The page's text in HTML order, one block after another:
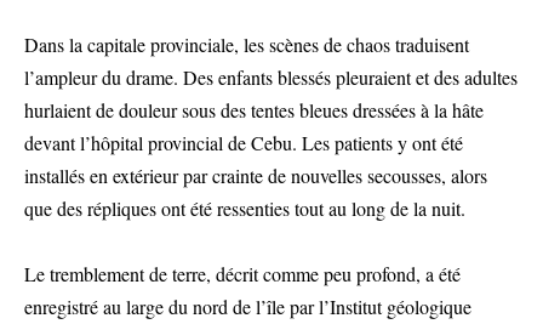
Dans la capitale provinciale, les scènes de chaos traduisent
l’ampleur du drame. Des enfants blessés pleuraient et des adultes
hurlaient de douleur sous des tentes bleues dressées à la hâte
devant l’hôpital provincial de Cebu. Les patients y ont été
installés en extérieur par crainte de nouvelles secousses, alors
que des répliques ont été ressenties tout au long de la nuit.
Le tremblement de terre, décrit comme peu profond, a été
enregistré au large du nord de l’île par l’Institut géologique